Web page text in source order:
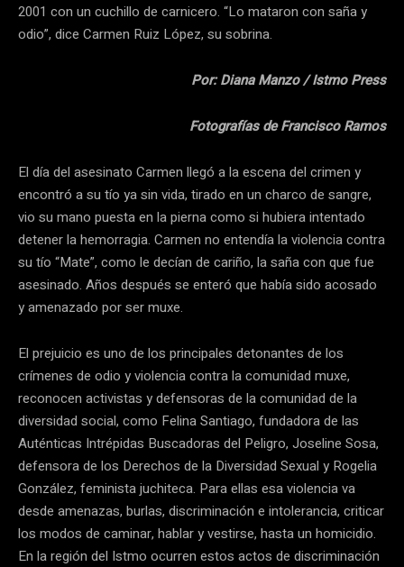
2001 con un cuchillo de carnicero. “Lo mataron con saña y
odio”, dice Carmen Ruiz López, su sobrina.
Por: Diana Manzo / Istmo Press
Fotografías de Francisco Ramos
El día del asesinato Carmen llegó a la escena del crimen y
encontró a su tío ya sin vida, tirado en un charco de sangre,
vio su mano puesta en la pierna como si hubiera intentado
detener la hemorragia. Carmen no entendía la violencia contra
su tío “Mate”, como le decían de cariño, la saña con que fue
asesinado. Años después se enteró que había sido acosado
y amenazado por ser muxe.
El prejuicio es uno de los principales detonantes de los
crímenes de odio y violencia contra la comunidad muxe,
reconocen activistas y defensoras de la comunidad de la
diversidad social, como Felina Santiago, fundadora de las
Auténticas Intrépidas Buscadoras del Peligro, Joseline Sosa,
defensora de los Derechos de la Diversidad Sexual y Rogelia
González, feminista juchiteca. Para ellas esa violencia va
desde amenazas, burlas, discriminación e intolerancia, criticar
los modos de caminar, hablar y vestirse, hasta un homicidio.
En la región del Istmo ocurren estos actos de discriminación